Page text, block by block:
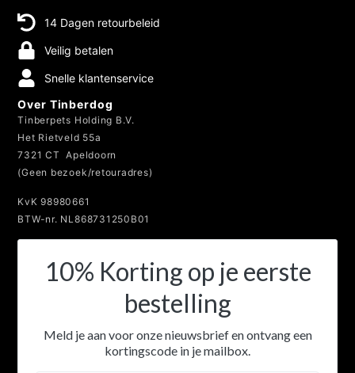
14 Dagen retourbeleid
Veilig betalen
Snelle klantenservice
Over Tinberdog
Tinberpets Holding B.V.
Het Rietveld 55a
7321 CT Apeldoorn
(Geen bezoek/retouradres)
KvK 98980661
BTW-nr. NL868731250B01
10% Korting op je eerste
bestelling
Meld je aan voor onze nieuwsbrief en ontvang een
kortingscode in je mailbox.